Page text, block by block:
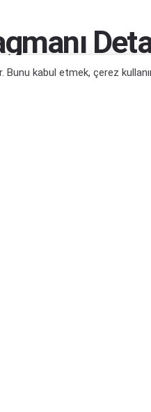
olabilir...
kabul etmek, çerez